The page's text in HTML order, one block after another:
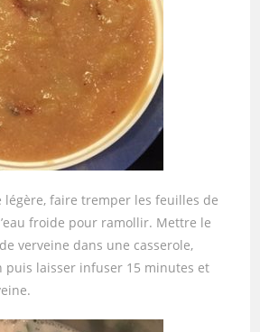
légère, faire tremper les feuilles de
froide pour ramollir. Mettre le
verveine dans une casserole,
laisser infuser 15 minutes et